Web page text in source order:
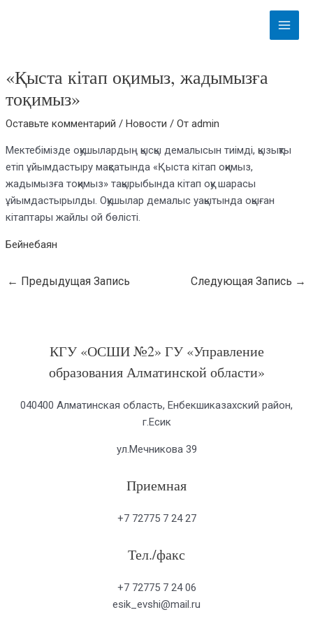
Main
Menu
«Қыста кітап оқимыз, жадымызға
тоқимыз»
Оставьте комментарий /Новости / Отadmin
Мектебімізде оқушылардың қысқы демалысын тиімді, қызықты
етіп ұйымдастыру мақсатында «Қыста кітап оқимыз,
жадымызға тоқимыз» тақырыбында кітап оқу шарасы
ұйымдастырылды. Оқушылар демалыс уақытында оқыған
кітаптары жайлы ой бөлісті.
Бейнебаян
← Предыдущая Запись Следующая Запись →
КГУ «ОСШИ №2» ГУ «Управление
образования Алматинской области»
040400 Алматинская область, Енбекшиказахский район,
г.Есик
ул.Мечникова 39
Приемная
+7 72775 7 24 27
Тел./факс
+7 72775 7 24 06
esik_evshi@mail.ru